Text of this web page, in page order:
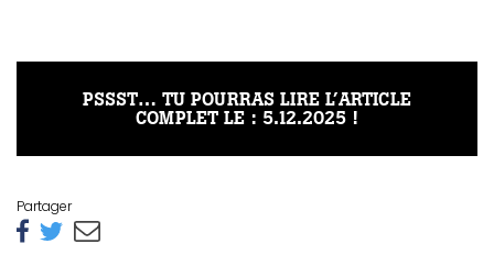
PSSST… TU POURRAS LIRE L’ARTICLE
COMPLET LE : 5.12.2025 !
Partager